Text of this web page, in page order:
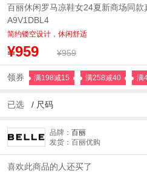
百丽休闲罗马凉鞋女24夏新商场同款
A9V1DBL4
简约镂空设计，休闲舒适
¥959 ¥959
领券 满198减15 满258减40 满
已选 / 尺码
品牌： 百丽
发货：百丽优购
喜欢此商品的人还买了